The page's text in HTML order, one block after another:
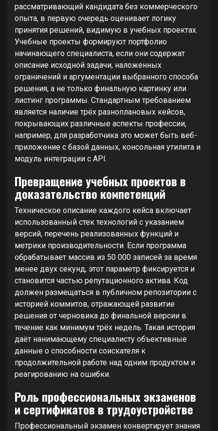
рассматривающий кандидата без коммерческого
опыта, в первую очередь оценивает логику
принятия решений, видимую в учебных проектах.
Учебные проекты формируют портфолио
начинающего специалиста, если они содержат
описание исходной задачи, наложенных
ограничений и аргументации выбранного способа
решения, а не только финальную картинку или
листинг программы. Стандартным требованием
является наличие трёх разноплановых кейсов,
покрывающих различные аспекты профессии,
например, для разработчика это может быть веб-
приложение с базой данных, консольная утилита и
модуль интеграции с API.
Превращение учебных проектов в
доказательство компетенций
Техническое описание каждого кейса включает
использованный стек технологий с указанием
версий, перечень реализованных функций и
метрики производительности. Если программа
обрабатывает массив из 50 000 записей за время
менее двух секунд, этот параметр фиксируется и
становится частью репутационного актива. Код
должен размещаться в публичном репозитории с
историей коммитов, отражающей развитие
решения от черновика до финальной версии в
течение как минимум трёх недель. Такая история
даёт нанимающему специалисту объективные
данные о способности соискателя к
продолжительной работе над одним продуктом и
реагированию на ошибки.
Роль профессиональных экзаменов
и сертификатов в трудоустройстве
Профессиональный экзамен конвертирует знания